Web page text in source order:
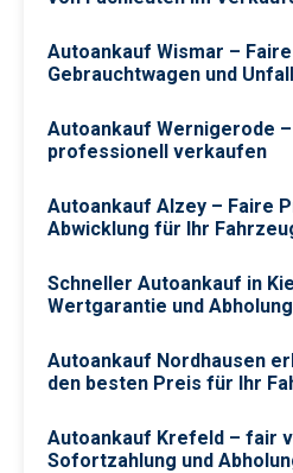
Autoankauf Wismar –
Gebrauchtwagen und
Autoankauf Wernigerode
professionell verkaufen
Autoankauf Alzey – Faire
Abwicklung für Ihr
Schneller Autoankauf in
Wertgarantie und Abholung
Autoankauf Nordhausen
den besten Preis für Ihr
Autoankauf Krefeld – fair
Sofortzahlung und